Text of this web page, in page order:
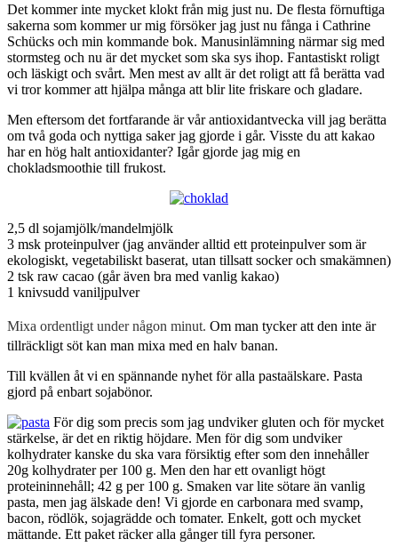
Det kommer inte mycket klokt från mig just nu. De flesta förnuftiga
sakerna som kommer ur mig försöker jag just nu fånga i Cathrine
Schücks och min kommande bok. Manusinlämning närmar sig med
stormsteg och nu är det mycket som ska sys ihop. Fantastiskt roligt
och läskigt och svårt. Men mest av allt är det roligt att få berätta vad
vi tror kommer att hjälpa många att blir lite friskare och gladare.
Men eftersom det fortfarande är vår antioxidantvecka vill jag berätta
om två goda och nyttiga saker jag gjorde i går. Visste du att kakao
har en hög halt antioxidanter? Igår gjorde jag mig en
chokladsmoothie till frukost.
2,5 dl sojamjölk/mandelmjölk
3 msk proteinpulver (jag använder alltid ett proteinpulver som är
ekologiskt, vegetabiliskt baserat, utan tillsatt socker och smakämnen)
2 tsk raw cacao (går även bra med vanlig kakao)
1 knivsudd vaniljpulver
Mixa ordentligt under någon minut. Om man tycker att den inte är
tillräckligt söt kan man mixa med en halv banan.
Till kvällen åt vi en spännande nyhet för alla pastaälskare. Pasta
gjord på enbart sojabönor.
För dig som precis som jag undviker gluten och för mycket
stärkelse, är det en riktig höjdare. Men för dig som undviker
kolhydrater kanske du ska vara försiktig efter som den innehåller
20g kolhydrater per 100 g. Men den har ett ovanligt högt
proteininnehåll; 42 g per 100 g. Smaken var lite sötare än vanlig
pasta, men jag älskade den! Vi gjorde en carbonara med svamp,
bacon, rödlök, sojagrädde och tomater. Enkelt, gott och mycket
mättande. Ett paket räcker alla gånger till fyra personer.